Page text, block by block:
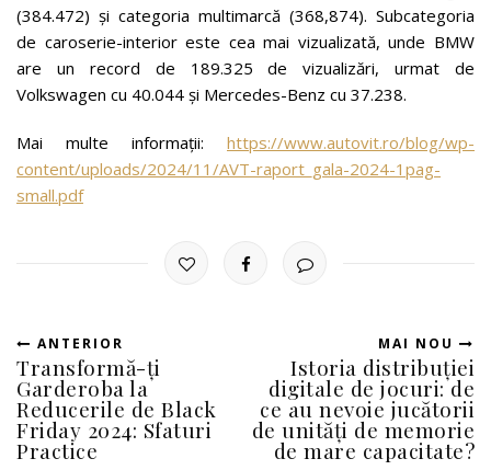
(384.472) și categoria multimarcă (368,874). Subcategoria
de caroserie-interior este cea mai vizualizată, unde BMW
are un record de 189.325 de vizualizări, urmat de
Volkswagen cu 40.044 și Mercedes-Benz cu 37.238.
Mai multe informații: https://www.autovit.ro/blog/wp-
content/uploads/2024/11/AVT-raport_gala-2024-1pag-
small.pdf
ANTERIOR
Transformă-ți
Garderoba la
Reducerile de Black
Friday 2024: Sfaturi
Practice
MAI NOU
Istoria distribuției
digitale de jocuri: de
ce au nevoie jucătorii
de unități de memorie
de mare capacitate?